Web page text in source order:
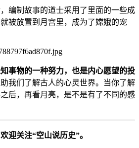
编制故事的道士采用了里面的一些成
被放置到月宫里，成为了嫦娥的宠
事物的一种努力，也是内心愿望的投
我们了解古人的心灵世界。当你了解
后，再看月亮，是不是有了不同的感
迎关注“空山说历史”。